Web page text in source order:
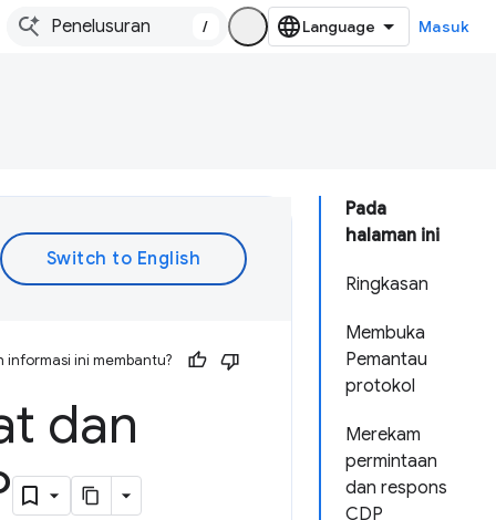
/ Masuk
Pada
halaman ini
Ringkasan
Membuka
Pemantau
protokol
Merekam
permintaan
dan respons
CDP
informasi ini membantu?
dan